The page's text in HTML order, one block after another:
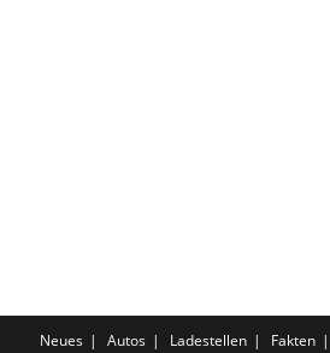
Neues Autos Ladestellen Fakten